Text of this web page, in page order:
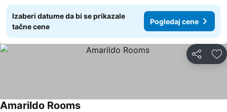
Izaberi datume da bi se prikazale
tačne cene
Pogledaj cene
Deli
Amarildo Rooms